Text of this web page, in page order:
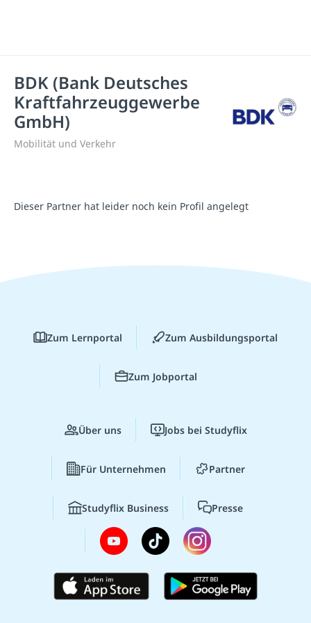
BDK (Bank Deutsches
Kraftfahrzeuggewerbe
GmbH)
Mobilität und Verkehr
Dieser Partner hat leider noch kein Profil angelegt
Zum Lernportal Zum Ausbildungsportal
Zum Jobportal
Über uns Jobs bei Studyflix
Für Unternehmen Partner
Studyflix Business Presse